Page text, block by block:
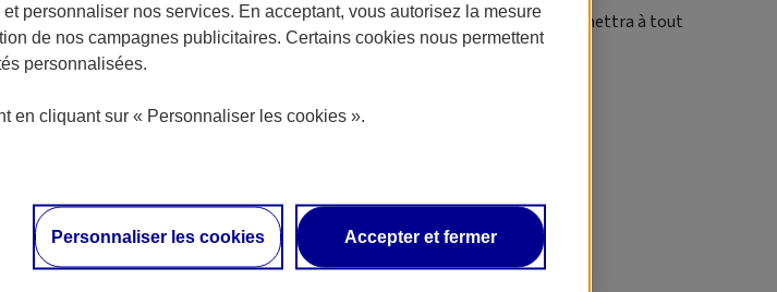
personnaliser nos services. En acceptant, vous autorisez la mesure
de nos campagnes publicitaires. Certains cookies nous permettent
personnalisées.
en cliquant sur « Personnaliser les cookies ».
Personnaliser les cookies Accepter et fermer
capacité de réservoir de 24 litres, elle promet une autonomie certaine qui permettra à tout
sans se soucier d’un éventuel arrêt technique.
BMW F 800 GS Adventure en 2 minutes